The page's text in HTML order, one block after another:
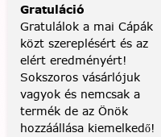
Gratuláció
Gratulálok a mai Cápák
közt szereplésért és az
elért eredményért!
Sokszoros vásárlójuk
vagyok és nemcsak a
termék de az Önök
hozzáállása kiemelkedő!